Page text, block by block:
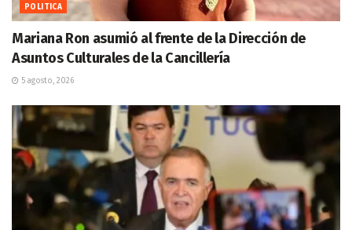
POLITICA
Mariana Ron asumió al frente de la Dirección de
Asuntos Culturales de la Cancillería
5 agosto, 2026